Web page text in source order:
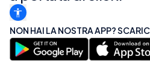
NON HAI LA NOSTRA APP?